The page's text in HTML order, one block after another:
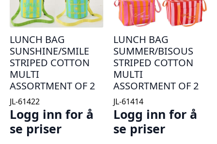
LUNCH BAG
SUNSHINE/SMILE
STRIPED COTTON
MULTI
ASSORTMENT OF 2
JL-61422
Logg inn for å
se priser
LUNCH BAG
SUMMER/BISOUS
STRIPED COTTON
MULTI
ASSORTMENT OF 2
JL-61414
Logg inn for å
se priser